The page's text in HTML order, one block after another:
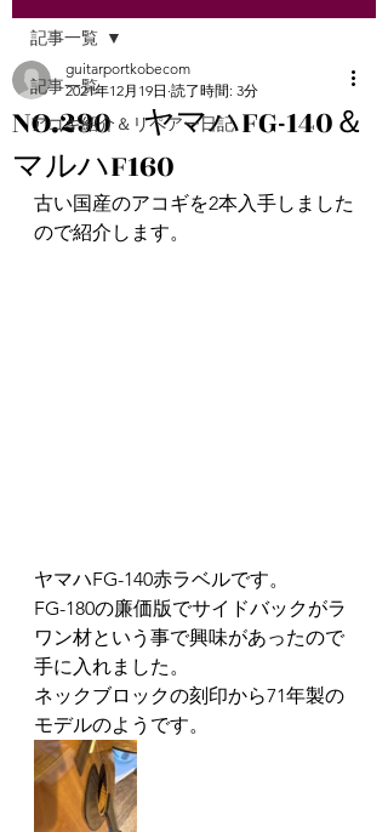
記事一覧
アコギ紹介＆リペアー日記
記事一覧
NO.290 ヤマハFG-140＆
マルハF160
guitarportkobecom
2021年12月19日 読了時間: 3分
古い国産のアコギを2本入手しました
ので紹介します。
ヤマハFG-140赤ラベルです。
FG-180の廉価版でサイドバックがラ
ワン材という事で興味があったので
手に入れました。
ネックブロックの刻印から71年製の
モデルのようです。